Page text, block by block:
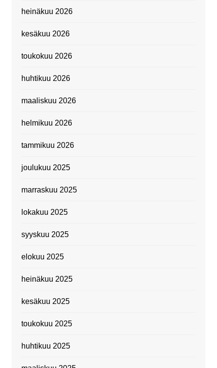
heinäkuu 2026
kesäkuu 2026
toukokuu 2026
huhtikuu 2026
maaliskuu 2026
helmikuu 2026
tammikuu 2026
joulukuu 2025
marraskuu 2025
lokakuu 2025
syyskuu 2025
elokuu 2025
heinäkuu 2025
kesäkuu 2025
toukokuu 2025
huhtikuu 2025